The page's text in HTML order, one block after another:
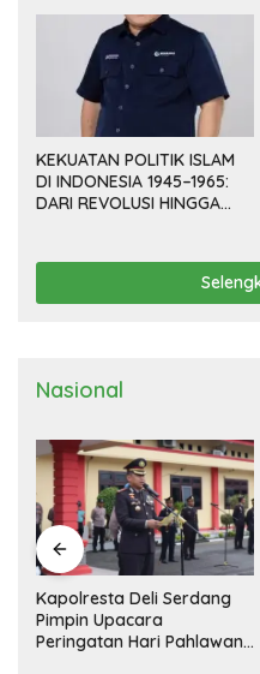
KEKUATAN POLITIK ISLAM
DI INDONESIA 1945–1965:
DARI REVOLUSI HINGGA
Nasional
Kapolresta Deli Serdang
Pimpin Upacara
Peringatan Hari Pahlawan